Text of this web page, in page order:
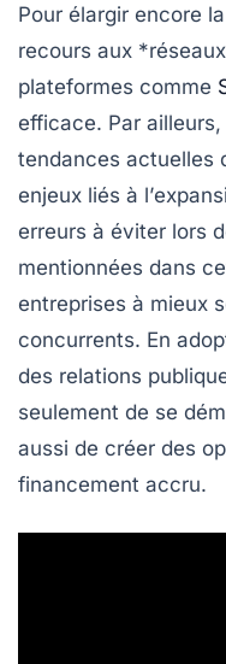
Pour élargir encore
recours aux
plateformes comme
efficace. Par
tendances actuelles
enjeux liés à l’
erreurs à éviter lors
mentionnées dans
entreprises à mieux
concurrents. En
des relations
seulement de se
aussi de créer des
financement accru.